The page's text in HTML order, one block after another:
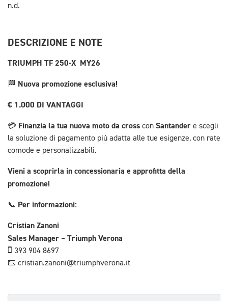
n.d.
DESCRIZIONE E NOTE
TRIUMPH TF 250-X MY26
🏁 Nuova promozione esclusiva!
€ 1.000 DI VANTAGGI
💳 Finanzia la tua nuova moto da cross con Santander e scegli
la soluzione di pagamento più adatta alle tue esigenze, con rate
comode e personalizzabili.
Vieni a scoprirla in concessionaria e approfitta della
promozione!
📞 Per informazioni:
Cristian Zanoni
Sales Manager – Triumph Verona
📱 393 904 8697
📧 cristian.zanoni@triumphverona.it